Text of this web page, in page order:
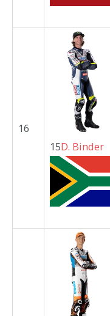
16
15D. Binder